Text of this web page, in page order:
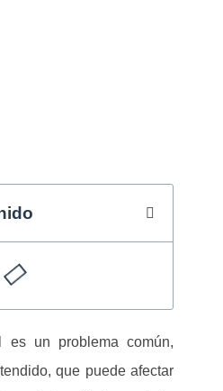
es un problema común,
que puede afectar